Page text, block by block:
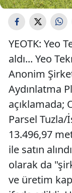
YEOTK: Yeo
aldı... Yeo
Anonim
Aydınlatma
açıklamada;
Parsel
13.496,97
ile satın
olarak da
ve üretim